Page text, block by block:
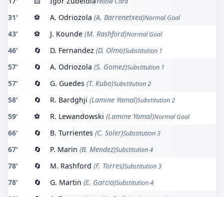
31' ⚽ A. Odriozola (A. Barrenetxea)Normal Goal
43' ⚽ J. Kounde (M. Rashford)Normal Goal
46' 🔄 D. Fernandez (D. Olmo)Substitution 1
57' 🔄 A. Odriozola (S. Gomez)Substitution 1
57' 🔄 G. Guedes (T. Kubo)Substitution 2
58' 🔄 R. Bardghji (Lamine Yamal)Substitution 2
59' ⚽ R. Lewandowski (Lamine Yamal)Normal Goal
66' 🔄 B. Turrientes (C. Soler)Substitution 3
67' 🔄 P. Marin (B. Mendez)Substitution 4
78' 🔄 M. Rashford (F. Torres)Substitution 3
78' 🔄 G. Martin (E. Garcia)Substitution 4